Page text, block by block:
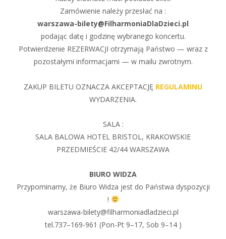
Zamówienie należy przesłać na :
warszawa-bilety@FilharmoniaDlaDzieci.pl
podając datę i godzinę wybranego koncertu.
Potwierdzenie REZERWACJI otrzymają Państwo — wraz z
pozostałymi informacjami — w mailu zwrotnym.
ZAKUP BILETU OZNACZA AKCEPTACJĘ REGULAMINU
WYDARZENIA.
SALA :
SALA BALOWA HOTEL BRISTOL, KRAKOWSKIE
PRZEDMIEŚCIE 42/44 WARSZAWA
BIURO WIDZA
Przypominamy, że Biuro Widza jest do Państwa dyspozycji
!
warszawa-bilety@filharmoniadladzieci.pl
tel.737–169-961 (Pon-Pt 9–17, Sob 9–14 )